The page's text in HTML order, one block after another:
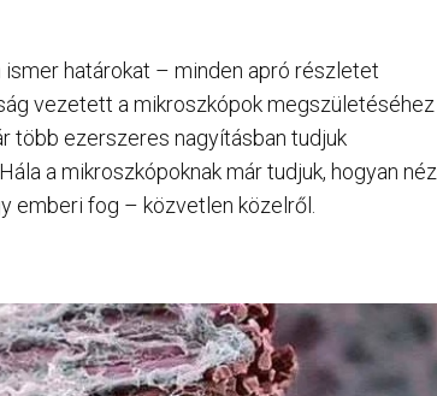
határokat – minden apró részletet
vezetett a mikroszkópok megszületéséhez
több ezerszeres nagyításban tudjuk
a mikroszkópoknak már tudjuk, hogyan néz
emberi fog – közvetlen közelről.